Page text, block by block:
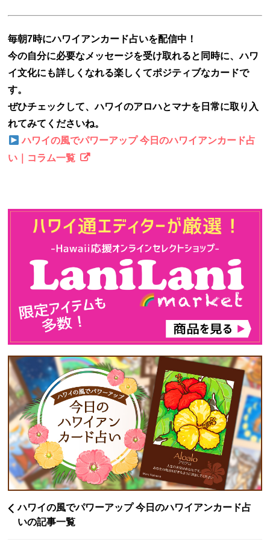
毎朝7時にハワイアンカード占いを配信中！
今の自分に必要なメッセージを受け取れると同時に、ハワ
イ文化にも詳しくなれる楽しくてポジティブなカードで
す。
ぜひチェックして、ハワイのアロハとマナを日常に取り入
れてみてくださいね。
ハワイの風でパワーアップ 今日のハワイアンカード占
い｜コラム一覧
ハワイの風でパワーアップ 今日のハワイアンカード占
いの記事一覧